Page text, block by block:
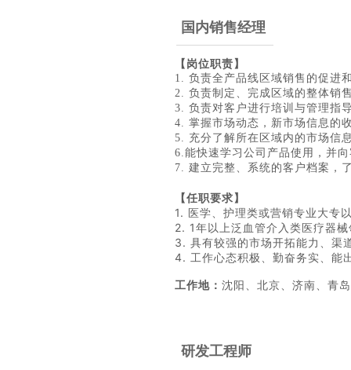
国内销售经理
【岗位职责】
1. 负责全产品线区域销售的促进
2. 负责制定、完成区域的整体销
3. 负责对客户进行培训与管理指
4. 掌握市场动态，新市场信息的
5. 充分了解所在区域内的市场信
6.能快速学习公司产品使用，并
7. 建立完整、系统的客户档案，
【任职要求】
1. 医学、护理类或营销专业大专
2. 1年以上泛血管介入类医疗器
3. 具有较强的市场开拓能力、渠
4. 工作心态积极、勤奋务实、能
工作地： 沈阳、北京、济南、青
研发工程师